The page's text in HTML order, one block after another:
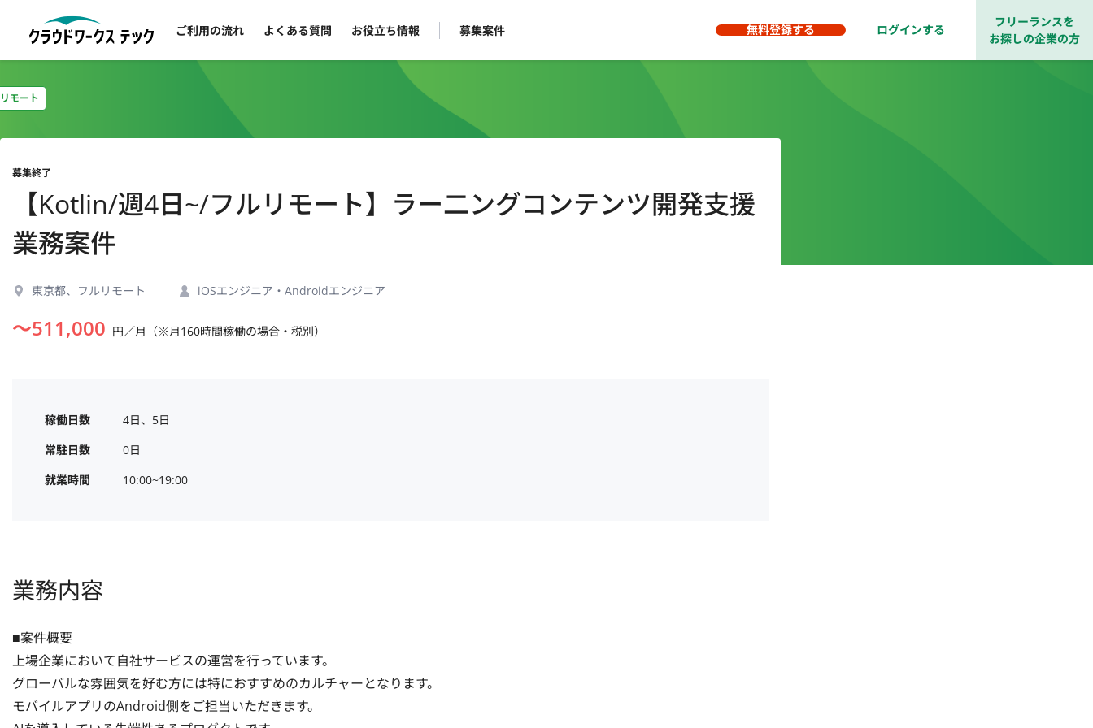
ご利用の流れ よくある質問 お役立ち情報 募集案件 無料登録する ログインする
フリーランスを
お探しの企業の方
モート
募集終了
【Kotlin/週4日~/フルリモート】ラー二ングコンテンツ開発支援
業務案件
東京都、フルリモート iOSエンジニア・Androidエンジニア
〜511,000 円／月（※月160時間稼働の場合・税別）
稼働日数
4日、5日
常駐日数
0日
就業時間
10:00~19:00
業務内容
■案件概要
上場企業において自社サービスの運営を行っています。
グローバルな雰囲気を好む方には特におすすめのカルチャーとなります。
モバイルアプリのAndroid側をご担当いただきます。